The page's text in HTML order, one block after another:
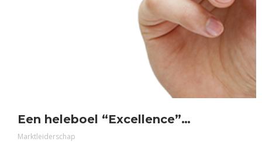
Een heleboel “Excellence”…
Marktleiderschap